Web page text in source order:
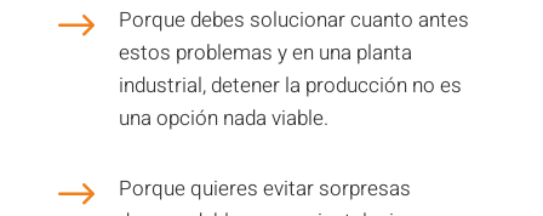
$
Porque debes solucionar cuanto antes
estos problemas y en una planta
industrial, detener la producción no es
una opción nada viable.
$
Porque quieres evitar sorpresas